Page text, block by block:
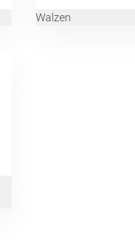
Walzen